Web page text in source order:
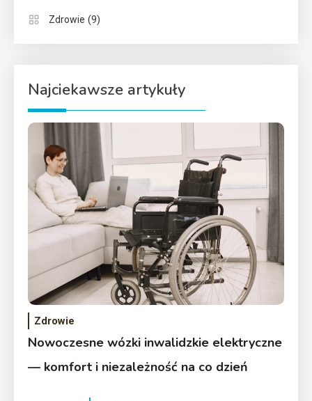
Zdrowie (9)
Najciekawsze artykuły
Zdrowie
Nowoczesne wózki inwalidzkie elektryczne
— komfort i niezależność na co dzień